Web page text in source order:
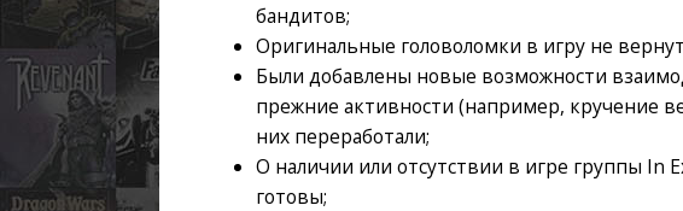
бандитов;
Оригинальные головоломки в игру не
Были добавлены новые возможности
прежние активности (например, кручение
них переработали;
О наличии или отсутствии в игре группы In
готовы;